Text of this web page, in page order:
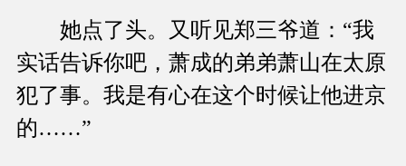
她点了头。又听见郑三爷道：“我
实话告诉你吧，萧成的弟弟萧山在太原
犯了事。我是有心在这个时候让他进京
的……”